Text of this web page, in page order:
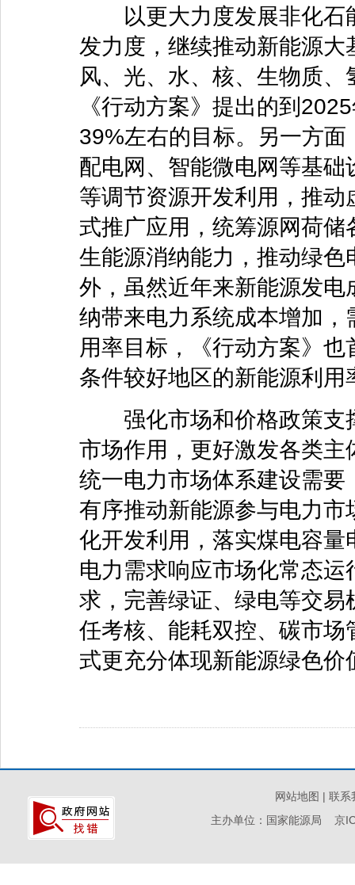
以更大力度发展非化石
发力度，继续推动新能源
风、光、水、核、生物质
《行动方案》提出的到
39%左右的目标。另一方
配电网、智能微电网等基
等调节资源开发利用，推
式推广应用，统筹源网荷
生能源消纳能力，推动绿
外，虽然近年来新能源发
纳带来电力系统成本增加
用率目标，《行动方案》
条件较好地区的新能源利用
强化市场和价格政策支
市场作用，更好激发各类
统一电力市场体系建设需
有序推动新能源参与电力
化开发利用，落实煤电容
电力需求响应市场化常态
求，完善绿证、绿电等交
任考核、能耗双控、碳市
式更充分体现新能源绿色